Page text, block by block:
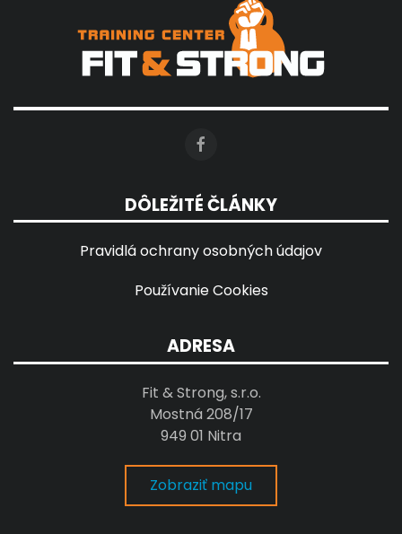
DÔLEŽITÉ ČLÁNKY
Pravidlá ochrany osobných údajov
Používanie Cookies
ADRESA
Fit & Strong, s.r.o.
Mostná 208/17
949 01 Nitra
Zobraziť mapu